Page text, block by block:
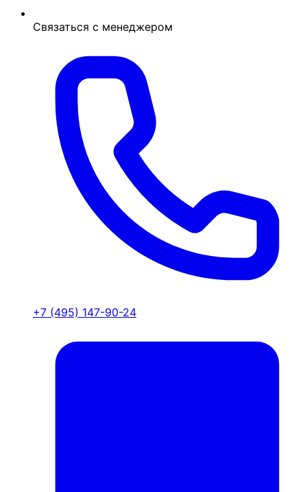
Связаться с менеджером
+7 (495) 147-90-24